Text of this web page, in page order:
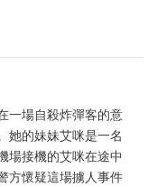
一場自殺炸彈客的意
她的妹妹艾咪是一名
場接機的艾咪在途中
方懷疑這場擄人事件